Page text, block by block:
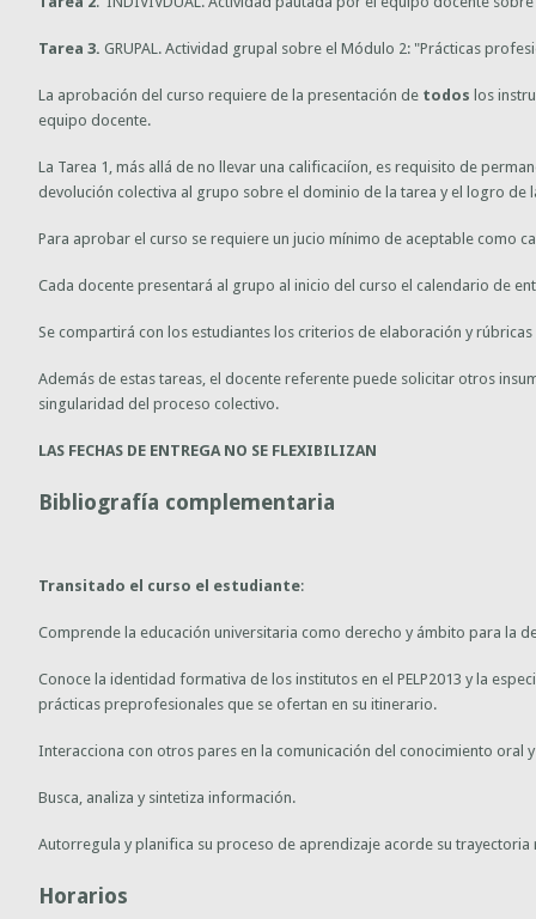
Tarea 3. GRUPAL. Actividad grupal sobre el Módulo 2: "Prácticas
La aprobación del curso requiere de la presentación de todos los
equipo docente.
La Tarea 1, más allá de no llevar una calificaciíon, es requisito de
devolución colectiva al grupo sobre el dominio de la tarea y el logro de
Para aprobar el curso se requiere un jucio mínimo de aceptable como
Cada docente presentará al grupo al inicio del curso el calendario de
Se compartirá con los estudiantes los criterios de elaboración y
Además de estas tareas, el docente referente puede solicitar otros
singularidad del proceso colectivo.
LAS FECHAS DE ENTREGA NO SE FLEXIBILIZAN
Bibliografía complementaria
Transitado el curso el estudiante:
Comprende la educación universitaria como derecho y ámbito para la
Conoce la identidad formativa de los institutos en el PELP2013 y la
prácticas preprofesionales que se ofertan en su itinerario.
Interacciona con otros pares en la comunicación del conocimiento oral
Busca, analiza y sintetiza información.
Autorregula y planifica su proceso de aprendizaje acorde su trayectoria
Horarios